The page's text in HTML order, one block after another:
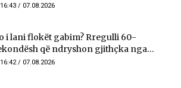
16:43 / 07.08.2026
i lani flokët gabim? Rregulli 60-
që ndryshon gjithçka nga...
16:42 / 07.08.2026